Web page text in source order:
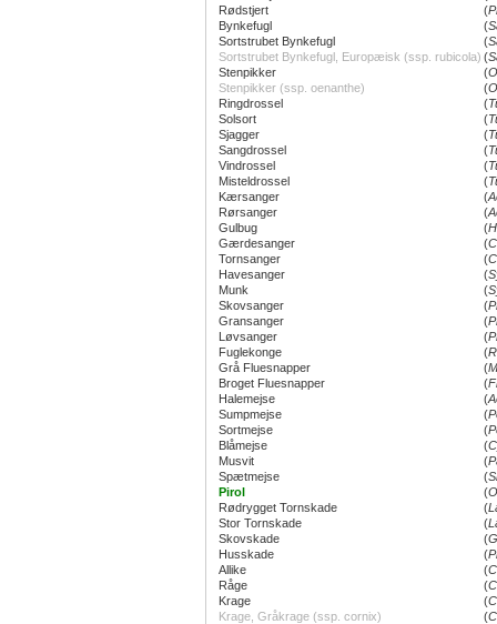
Rødstjert
(
Bynkefugl
(
Sortstrubet Bynkefugl
(
Sortstrubet Bynkefugl, Europæisk (ssp. rubicola) (
Stenpikker
(
Stenpikker (ssp. oenanthe)
(
Ringdrossel
(
Solsort
(
Sjagger
(
Sangdrossel
(
Vindrossel
(
Misteldrossel
(
Kærsanger
(
Rørsanger
(
Gulbug
(
Gærdesanger
(
Tornsanger
(
Havesanger
(
Munk
(
Skovsanger
(
Gransanger
(
Løvsanger
(
Fuglekonge
(
Grå Fluesnapper
(
Broget Fluesnapper
(
Halemejse
(
Sumpmejse
(
Sortmejse
(
Blåmejse
(
Musvit
(
Spætmejse
(
Pirol
(
Rødrygget Tornskade
(
Stor Tornskade
(
Skovskade
(
Husskade
(
Allike
(
Råge
(
Krage
(
Krage, Gråkrage (ssp. cornix)
(